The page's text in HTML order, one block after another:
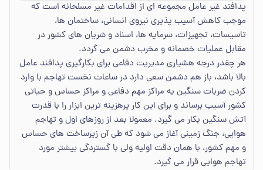
پدافند غیر عامل مجموعه ای از اقدامات غیر مسلحانه است که
موجب کاهش آسیب پذیری نیروی انسانی، ساختمان ها،
تاسیسات، تجهیزات، سرمایه ها، اسناد و شریان های کشور در
مقابل عملیات خصمانه و مخرب دشمن می گردد.
هر چقدر درجه هشیاری مدیریت دفاعی برای بکارگیری پدافند عامل
بالا باشد، باز هم دشمن سعی دارد در ساعات نخست تهاجم با وارد
کردن ضربات سنگین به مراکز مهم دفاعی و مراکز حساس و حیاتی
کشور آسیب برساند و برای این کار پرهزینه ترین ابزار را با قدرت
آتش سنگین بکار می گیرد. معمولا بعد از روزهای اول و تهاجم
هوایی، جنگ زمینی آغاز می شود که طی آن زیرساخت های حساس
و مهم کشور، با همان دقت اولیه ولی با گستردگی بیشتر مورد
تهاجم هوایی قرار می گیرد.